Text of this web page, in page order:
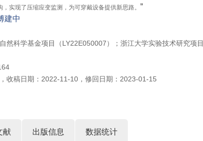
实现了压缩应变监测，为可穿戴设备提供新思路。 ”
建中
然科学基金项目（LY22E050007）；浙江大学实验技术研究项目
， 收稿日期： 2022-11-10 ， 修回日期： 2023-01-15
献 出版信息 数据统计